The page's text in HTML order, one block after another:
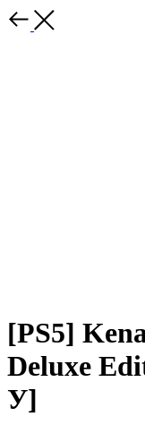
[PS5]
Deluxe
У]